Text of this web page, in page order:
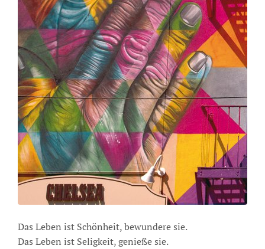
Das Leben ist Schönheit, bewundere sie.
Das Leben ist Seligkeit, genieße sie.